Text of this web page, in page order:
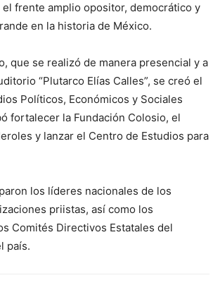
el frente amplio opositor, democrático y
en la historia de México.
que se realizó de manera presencial y a
“Plutarco Elías Calles”, se creó el
Políticos, Económicos y Sociales
fortalecer la Fundación Colosio, el
y lanzar el Centro de Estudios para
los líderes nacionales de los
priistas, así como los
Comités Directivos Estatales del
país.